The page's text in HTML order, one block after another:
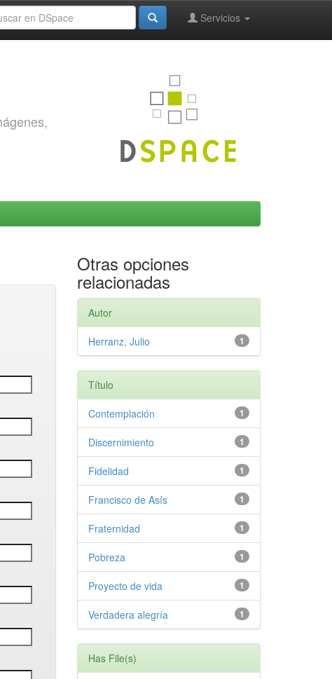
Servicios
Otras opciones
relacionadas
Autor
1
Herranz, Julio
Título
1
Contemplación
1
Discernimiento
1
Fidelidad
1
Francisco de Asís
1
Fraternidad
1
Pobreza
1
Proyecto de vida
1
Verdadera alegría
Has File(s)